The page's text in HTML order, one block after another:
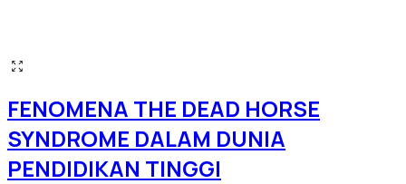
FENOMENA THE DEAD HORSE
SYNDROME DALAM DUNIA
PENDIDIKAN TINGGI